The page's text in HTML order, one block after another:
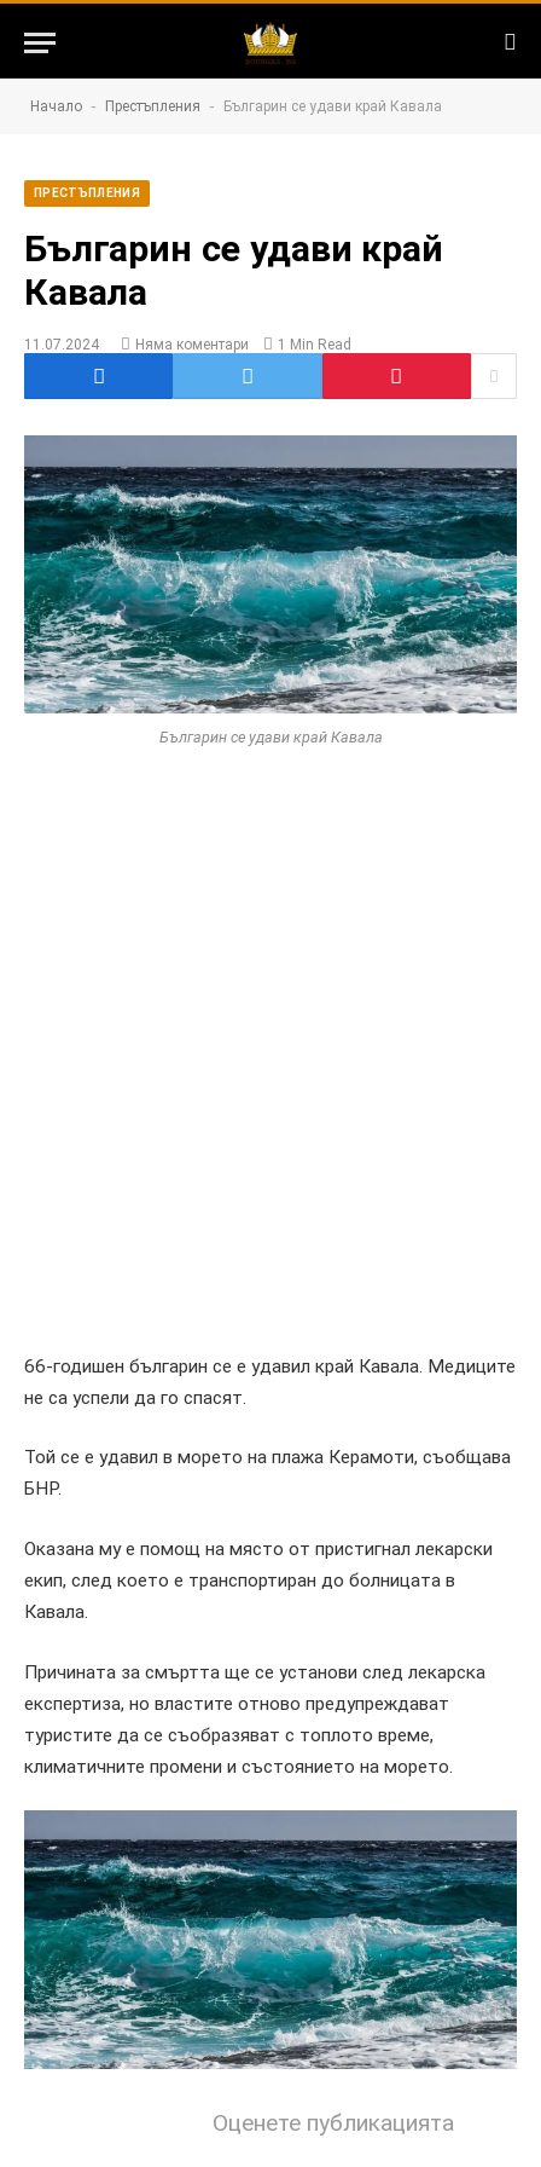
Начало - Престъпления - Българин се удави край Кавала
ПРЕСТЪПЛЕНИЯ
Българин се удави край
Кавала
11.07.2024 Няма коментари 1 Min Read
Българин се удави край Кавала
66-годишен българин се е удавил край Кавала. Медиците
не са успели да го спасят.
Той се е удавил в морето на плажа Керамоти, съобщава
БНР.
Оказана му е помощ на място от пристигнал лекарски
екип, след което е транспортиран до болницата в
Кавала.
Причината за смъртта ще се установи след лекарска
експертиза, но властите отново предупреждават
туристите да се съобразяват с топлото време,
климатичните промени и състоянието на морето.
Оценете публикацията